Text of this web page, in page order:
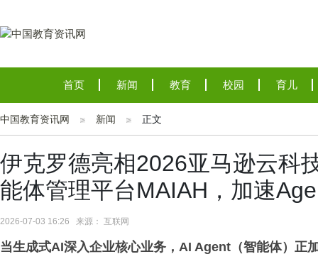
首页 新闻 教育 校园 育儿
中国教育资讯网 新闻 正文
伊克罗德亮相2026亚马逊云科
能体管理平台MAIAH，加速
2026-07-03 16:26 来源： 互联网
当生成式AI深入企业核心业务，AI Agent（智能体）正